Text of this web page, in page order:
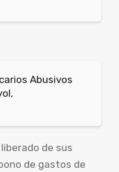
Abusivos
de sus
de gastos de